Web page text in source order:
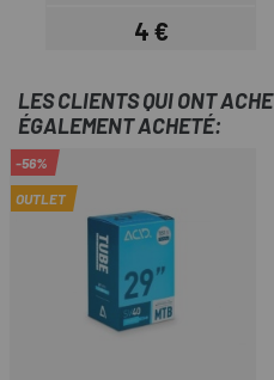
Prix
4 €
LES CLIENTS QUI ONT
ÉGALEMENT ACHETÉ:
-56%
OUTLET